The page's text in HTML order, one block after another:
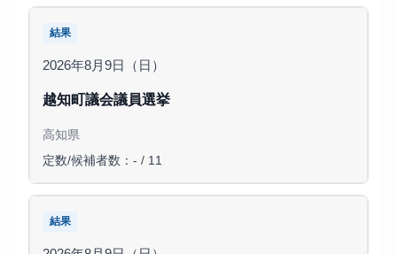
結果
2026年8月9日（日）
越知町議会議員選挙
高知県
定数/候補者数：- / 11
結果